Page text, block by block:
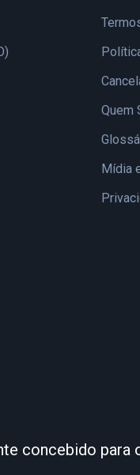
Quem
Mídia
concebido para